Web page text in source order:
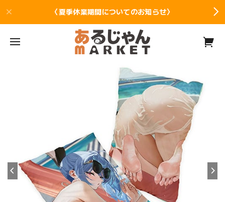
〈夏季休業期間についてのお知らせ〉